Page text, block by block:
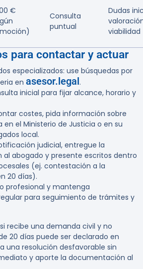
€
Consulta
puntual
Dudas
viabilidad
para contactar y actuar
especializados: use búsquedas por
en asesor.legal.
inicial para fijar alcance, horario y
costes, pida información sobre
en el Ministerio de Justicia o en su
local.
judicial, entregue la
abogado y presente escritos dentro
(ej. contestación a la
20 días).
profesional y mantenga
para seguimiento de trámites y
si recibe una demanda civil y no
20 días puede ser declarado en
una resolución desfavorable sin
y aporte la documentación al